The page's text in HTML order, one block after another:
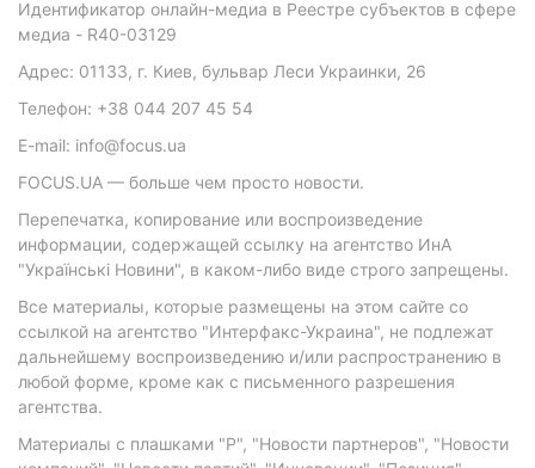
Идентификатор онлайн-медиа в Реестре субъектов в сфере
медиа - R40-03129
Адрес: 01133, г. Киев, бульвар Леси Украинки, 26
Телефон: +38 044 207 45 54
E-mail: info@focus.ua
FOCUS.UA — больше чем просто новости.
Перепечатка, копирование или воспроизведение
информации, содержащей ссылку на агентство ИнА
"Українські Новини", в каком-либо виде строго запрещены.
Все материалы, которые размещены на этом сайте со
ссылкой на агентство "Интерфакс-Украина", не подлежат
дальнейшему воспроизведению и/или распространению в
любой форме, кроме как с письменного разрешения
агентства.
Материалы с плашками "Р", "Новости партнеров", "Новости